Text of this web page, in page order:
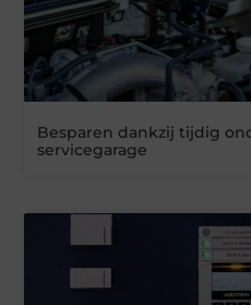
Besparen dankzij tijdig
servicegarage